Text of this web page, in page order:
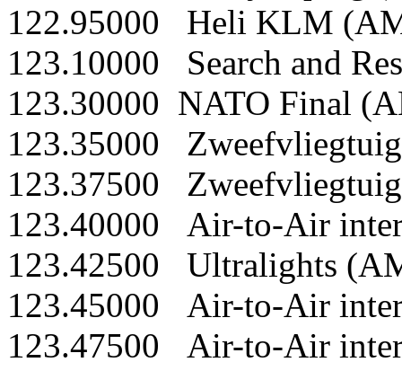
122.95000 Heli KLM
123.10000 Search and
123.30000 NATO Final
123.35000
123.37500
123.40000 Air-to-Air
123.42500 Ultralights
123.45000 Air-to-Air
123.47500 Air-to-Air